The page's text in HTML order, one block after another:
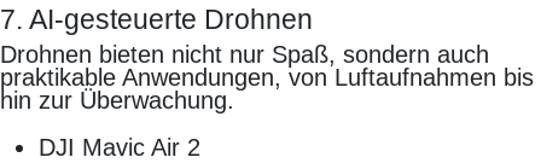
7. AI-gesteuerte Drohnen
Drohnen bieten nicht nur Spaß, sondern auch
praktikable Anwendungen, von Luftaufnahmen bis
hin zur Überwachung.
DJI Mavic Air 2